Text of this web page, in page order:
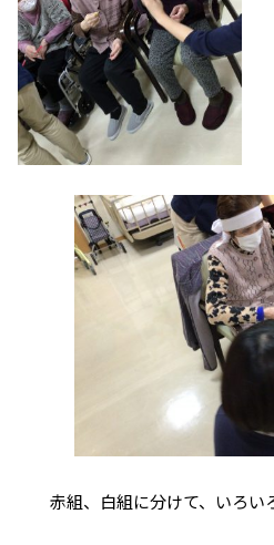
赤組、白組に分けて、いろい